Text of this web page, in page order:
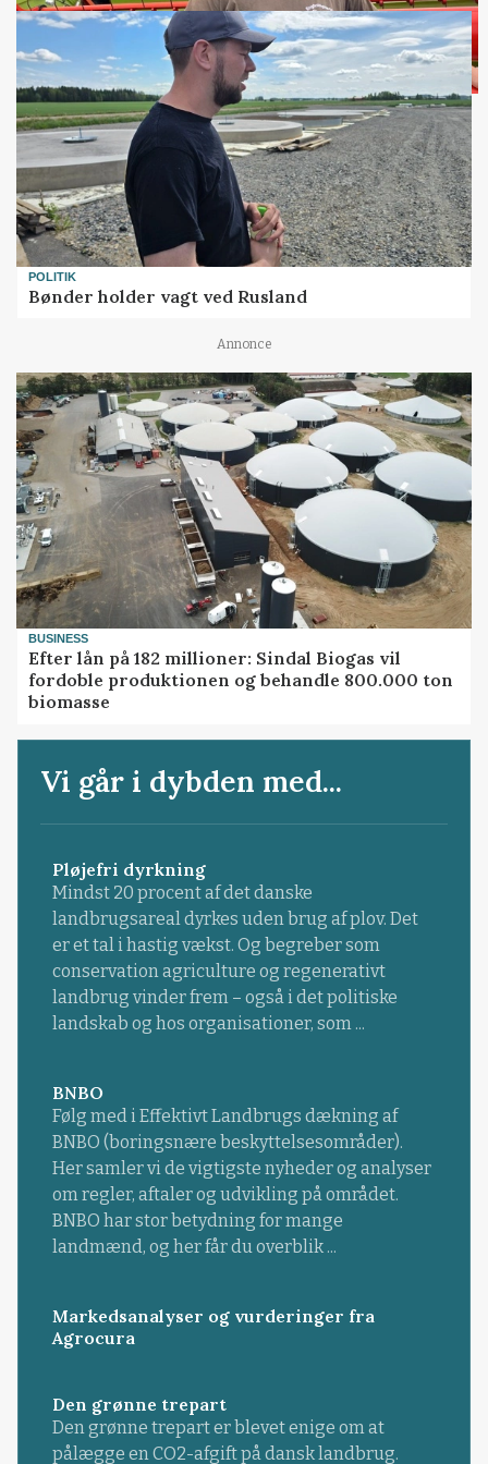
POLITIK
Bønder holder vagt ved Rusland
Annonce
BUSINESS
Efter lån på 182 millioner: Sindal Biogas vil
fordoble produktionen og behandle 800.000 ton
biomasse
Vi går i dybden med...
Pløjefri dyrkning
Mindst 20 procent af det danske
landbrugsareal dyrkes uden brug af plov. Det
er et tal i hastig vækst. Og begreber som
conservation agriculture og regenerativt
landbrug vinder frem – også i det politiske
landskab og hos organisationer, som ...
BNBO
Følg med i Effektivt Landbrugs dækning af
BNBO (boringsnære beskyttelsesområder).
Her samler vi de vigtigste nyheder og analyser
om regler, aftaler og udvikling på området.
BNBO har stor betydning for mange
landmænd, og her får du overblik ...
Markedsanalyser og vurderinger fra
Agrocura
Den grønne trepart
Den grønne trepart er blevet enige om at
pålægge en CO2-afgift på dansk landbrug.